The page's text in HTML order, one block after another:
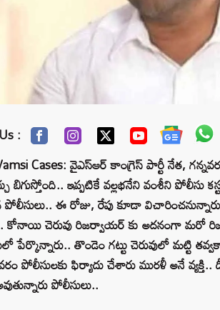
:
Cases: వైఎస్‌ఆర్‌ కాంగ్రెస్‌ పార్టీ నేత,
బిగుస్తోంది.. ఇప్పటికే వల్లభనేని వంశీని
పోలీసులు.. ఈ రోజు, రేపు కూడా
కోనాయి చెరువు రిజర్వాయర్ కు అదనంగా మరో
పేర్కొన్నారు.. తొండెం గట్టు చెరువులో మట్టి
పోలీసులకు ఫిర్యాదు చేశారు మురళీ అనే
పోలీసులు..